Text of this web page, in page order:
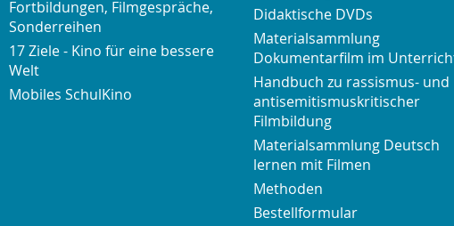
Fortbildungen, Filmgespräche,
Sonderreihen
17 Ziele - Kino für eine bessere
Welt
Mobiles SchulKino
Didaktische DVDs
Materialsammlung
Dokumentarfilm im
Handbuch zu rassismus- und
antisemitismuskritischer
Filmbildung
Materialsammlung Deutsch
lernen mit Filmen
Methoden
Bestellformular